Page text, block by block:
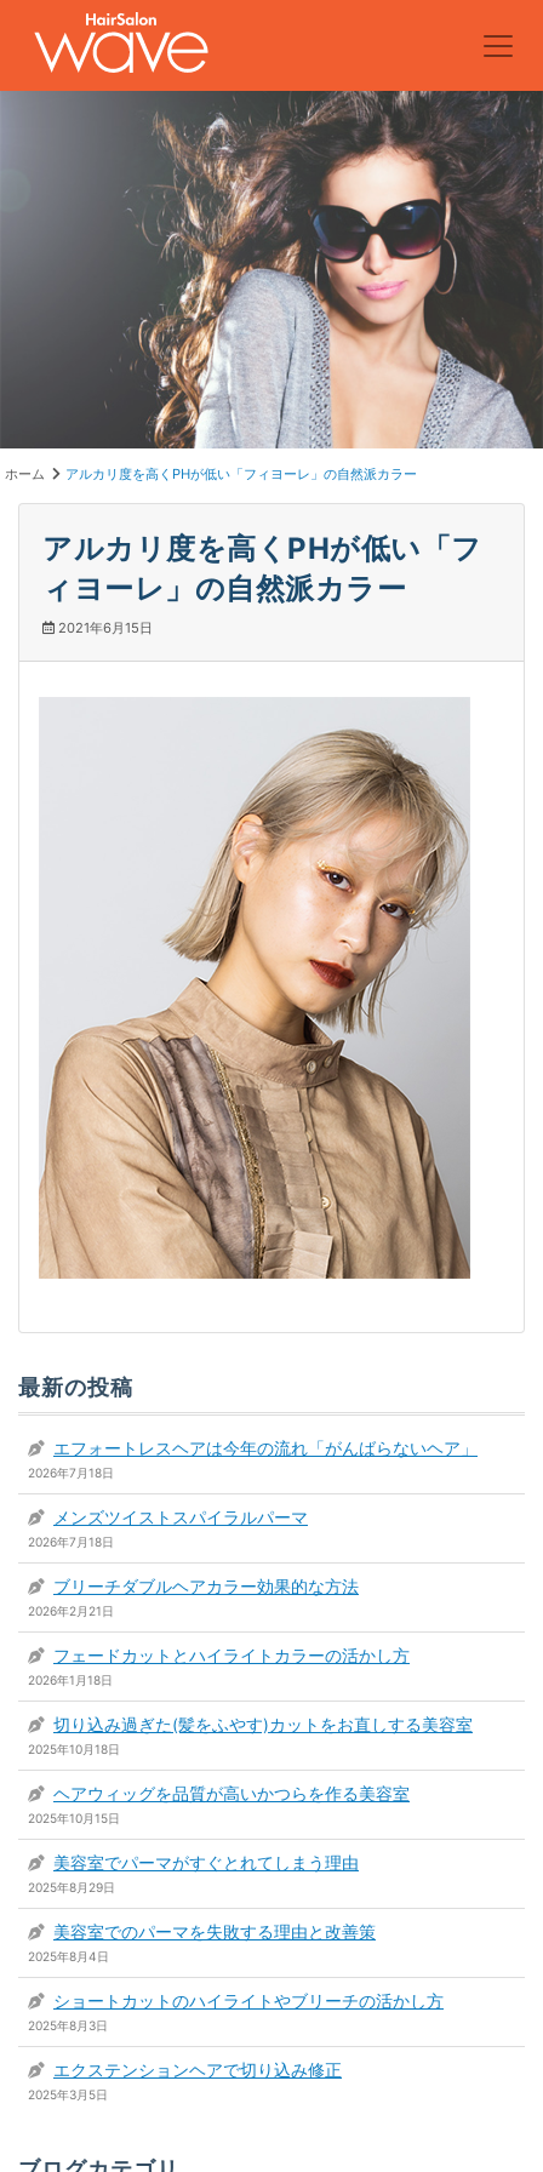
ホーム アルカリ度を高くPHが低い「フィヨーレ」の自然派カラー
アルカリ度を高くPHが低い「フ
ィヨーレ」の自然派カラー
2021年6月15日
最新の投稿
エフォートレスヘアは今年の流れ「がんばらないヘア」
2026年7月18日
メンズツイストスパイラルパーマ
2026年7月18日
ブリーチダブルヘアカラー効果的な方法
2026年2月21日
フェードカットとハイライトカラーの活かし方
2026年1月18日
切り込み過ぎた(髪をふやす)カットをお直しする美容室
2025年10月18日
ヘアウィッグを品質が高いかつらを作る美容室
2025年10月15日
美容室でパーマがすぐとれてしまう理由
2025年8月29日
美容室でのパーマを失敗する理由と改善策
2025年8月4日
ショートカットのハイライトやブリーチの活かし方
2025年8月3日
エクステンションヘアで切り込み修正
2025年3月5日